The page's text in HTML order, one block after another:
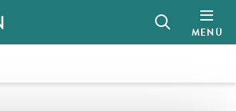
MENÜ